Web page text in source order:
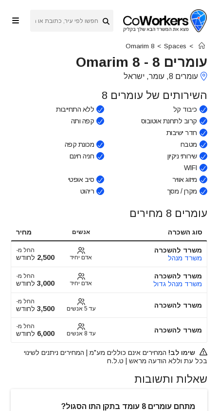
content
>
Spaces
>
Omarim 8
עומרים 8 -
Omarim 8
עומרים 8, עומר, ישראל
השירותים של עומרים 8
כיבוד קל
ללא התחייבות
קרוב לתחנת אוטובוס
קפה ותה
חדר ישיבות
מטבח
מכונת קפה
שירותי ניקיון
חניה חינם
WIFI
מיזוג אוויר
סיב אופטי
מקרן / מסך
ריהוט
עומרים 8 מחירים
סוג השכרה אנשים מחיר
משרד להשכרה
משרד מנהל
אדם יחיד
החל מ-
2,500 לחודש
משרד להשכרה
משרד מנהל גדול
אדם יחיד
החל מ-
3,000 לחודש
משרד להשכרה עד 5 אנשים
החל מ-
3,500 לחודש
משרד להשכרה עד 8 אנשים
החל מ-
6,000 לחודש
שימו לב! המחירים אינם כוללים מע"מ | המחירים ניתנים לשינוי
בכל עת וללא הודעה מראש | ט.ל.ח
שאלות ותשובות
מתחם עומרים 8 עומד בתקן התו הסגול?